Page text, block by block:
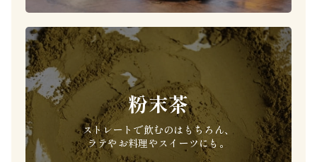
粉末茶
ストレートで飲むのはもちろん、
ラテやお料理やスイーツにも。